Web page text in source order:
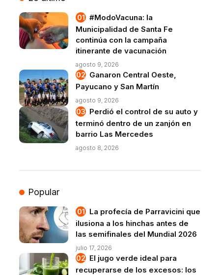
#ModoVacuna: la
Municipalidad de Santa Fe
continúa con la campaña
itinerante de vacunación
agosto 9, 2026
Ganaron Central Oeste,
Payucano y San Martín
agosto 9, 2026
Perdió el control de su auto y
terminó dentro de un zanjón en
barrio Las Mercedes
agosto 8, 2026
Popular
La profecía de Parravicini que
ilusiona a los hinchas antes de
las semifinales del Mundial 2026
julio 17, 2026
El jugo verde ideal para
recuperarse de los excesos: los